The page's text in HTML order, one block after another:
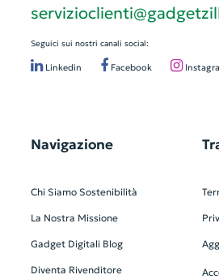
Seguici sui nostri canali social:
Linkedin Facebook
Navigazione
Chi Siamo Sostenibilità
La Nostra Missione
Gadget Digitali Blog
Diventa Rivenditore